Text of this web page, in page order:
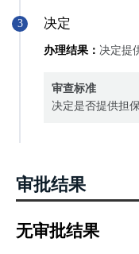
3 决定
办理结果： 决定提
审查标准
决定是否提供担
审批结果
无审批结果